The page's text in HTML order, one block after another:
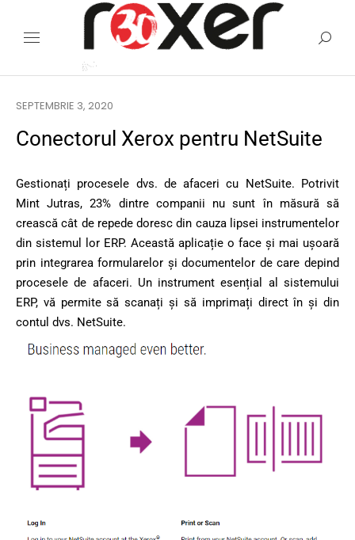
SEPTEMBRIE 3, 2020
Conectorul Xerox pentru NetSuite
Gestionați procesele dvs. de afaceri cu NetSuite. Potrivit
Mint Jutras, 23% dintre companii nu sunt în măsură să
crească cât de repede doresc din cauza lipsei instrumentelor
din sistemul lor ERP. Această aplicație o face și mai ușoară
prin integrarea formularelor și documentelor de care depind
procesele de afaceri. Un instrument esențial al sistemului
ERP, vă permite să scanați și să imprimați direct în și din
contul dvs. NetSuite.